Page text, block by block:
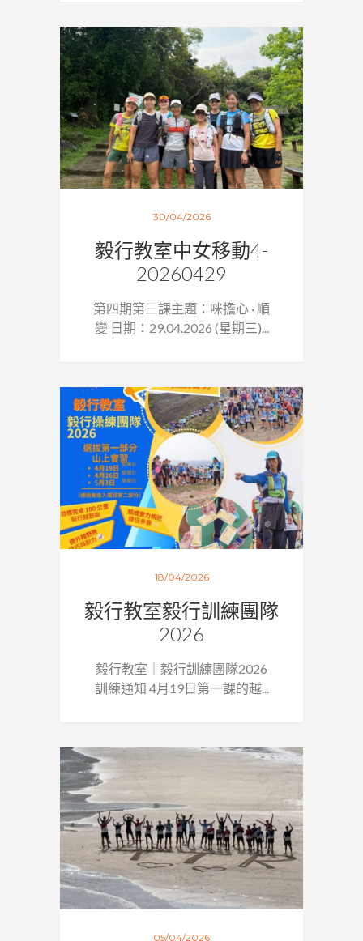
30/04/2026
毅行教室中女移動4-
20260429
第四期第三課主題：咪擔心 · 順
變 日期：29.04.2026 (星期三)...
18/04/2026
毅行教室毅行訓練團隊
2026
毅行教室｜毅行訓練團隊2026
訓練通知 4月19日第一課的越...
05/04/2026